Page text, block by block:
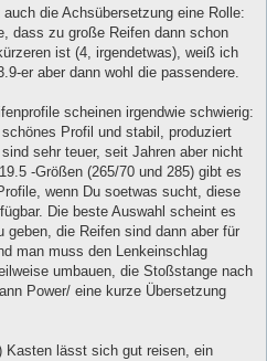
die Achsübersetzung eine Rolle:
dass zu große Reifen dann schon
ist (4, irgendetwas), weiß ich
er aber dann wohl die passendere.
scheinen irgendwie schwierig:
Profil und stabil, produziert
sehr teuer, seit Jahren aber nicht
-Größen (265/70 und 285) gibt es
wenn Du soetwas sucht, diese
Die beste Auswahl scheint es
die Reifen sind dann aber für
man muss den Lenkeinschlag
umbauen, die Stoßstange nach
Power/ eine kurze Übersetzung
Kasten lässt sich gut reisen, ein